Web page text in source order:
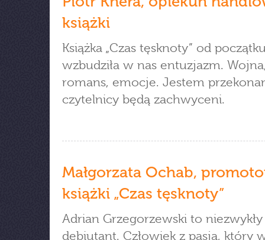
książki
Książka „Czas tęsknoty” od
wzbudziła w nas entuzjazm.
romans, emocje. Jestem
czytelnicy będą zachwyceni.
Małgorzata Ochab,
książki „Czas tęsknoty”
Adrian Grzegorzewski to niezwykły
debiutant. Człowiek z pasją, który